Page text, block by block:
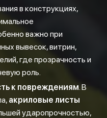
в конструкциях,
важно при
вывесок, витрин,
где прозрачность и
роль.
к повреждениям. В
акриловые листы
ударопрочностью,